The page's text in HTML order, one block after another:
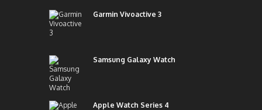
Garmin Vivoactive 3
Samsung Galaxy Watch
Apple Watch Series 4